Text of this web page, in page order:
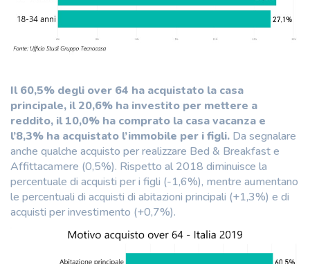
Il 60,5% degli over 64 ha acquistato la casa
principale, il 20,6% ha investito per mettere a
reddito, il 10,0% ha comprato la casa vacanza e
l’8,3% ha acquistato l’immobile per i figli. Da segnalare
anche qualche acquisto per realizzare Bed & Breakfast e
Affittacamere (0,5%). Rispetto al 2018 diminuisce la
percentuale di acquisti per i figli (-1,6%), mentre aumentano
le percentuali di acquisti di abitazioni principali (+1,3%) e di
acquisti per investimento (+0,7%).